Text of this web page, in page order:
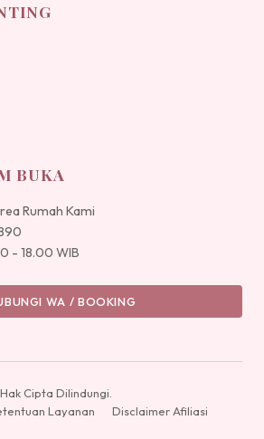
BUKA
Rumah Kami
- 18.00 WIB
WA / BOOKING
. Hak Cipta Dilindungi.
Layanan Disclaimer Afiliasi